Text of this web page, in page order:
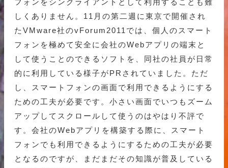
フォンをシンクライアントとして利用することも難
しくありません。11月の第二週に東京で開催され
たVMware社のvForum2011では、個人のスマート
フォンを極めて安全に会社のWebアプリの端末と
して使うことのできるソフトを、同社の社員が日常
的に利用している様子がPRされていました。ただ
し、スマートフォンの画面で利用できるようにする
ための工夫が必要です。小さい画面でいつもズーム
アップしてスクロールして使うのはやはり不評で
す。会社のWebアプリを構築する際に、スマート
フォンでも利用できるようにするための工夫が必要
となるのですが、まだまだその知識が普及している